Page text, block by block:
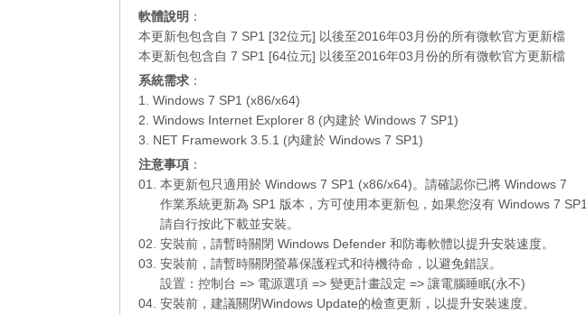
軟體說明 ：
本更新包包含自 7 SP1 [32位元] 以後至2016年03月份的所有微軟官方更新檔
本更新包包含自 7 SP1 [64位元] 以後至2016年03月份的所有微軟官方更新檔
系統需求 ：
1. Windows 7 SP1 (x86/x64)
2. Windows Internet Explorer 8 (內建於 Windows 7 SP1)
3. NET Framework 3.5.1 (內建於 Windows 7 SP1)
注意事項 ：
01. 本更新包只適用於 Windows 7 SP1 (x86/x64)。請確認你已將 Windows 7
作業系統更新為 SP1 版本，方可使用本更新包，如果您沒有 Windows 7 SP1
請自行按此下載並安裝。
02. 安裝前，請暫時關閉 Windows Defender 和防毒軟體以提升安裝速度。
03. 安裝前，請暫時關閉螢幕保護程式和待機待命，以避免錯誤。
設置：控制台 => 電源選項 => 變更計畫設定 => 讓電腦睡眠(永不)
04. 安裝前，建議關閉Windows Update的檢查更新，以提升安裝速度。